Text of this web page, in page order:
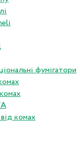
фумігатори
комах